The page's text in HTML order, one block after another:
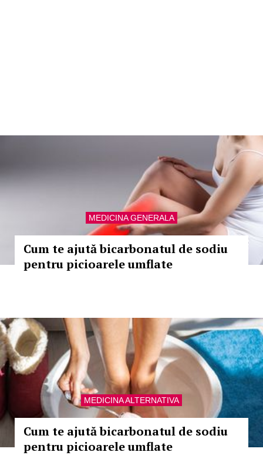
MEDICINA GENERALA
Cum te ajută bicarbonatul de sodiu
pentru picioarele umflate
MEDICINA ALTERNATIVA
Cum te ajută bicarbonatul de sodiu
pentru picioarele umflate